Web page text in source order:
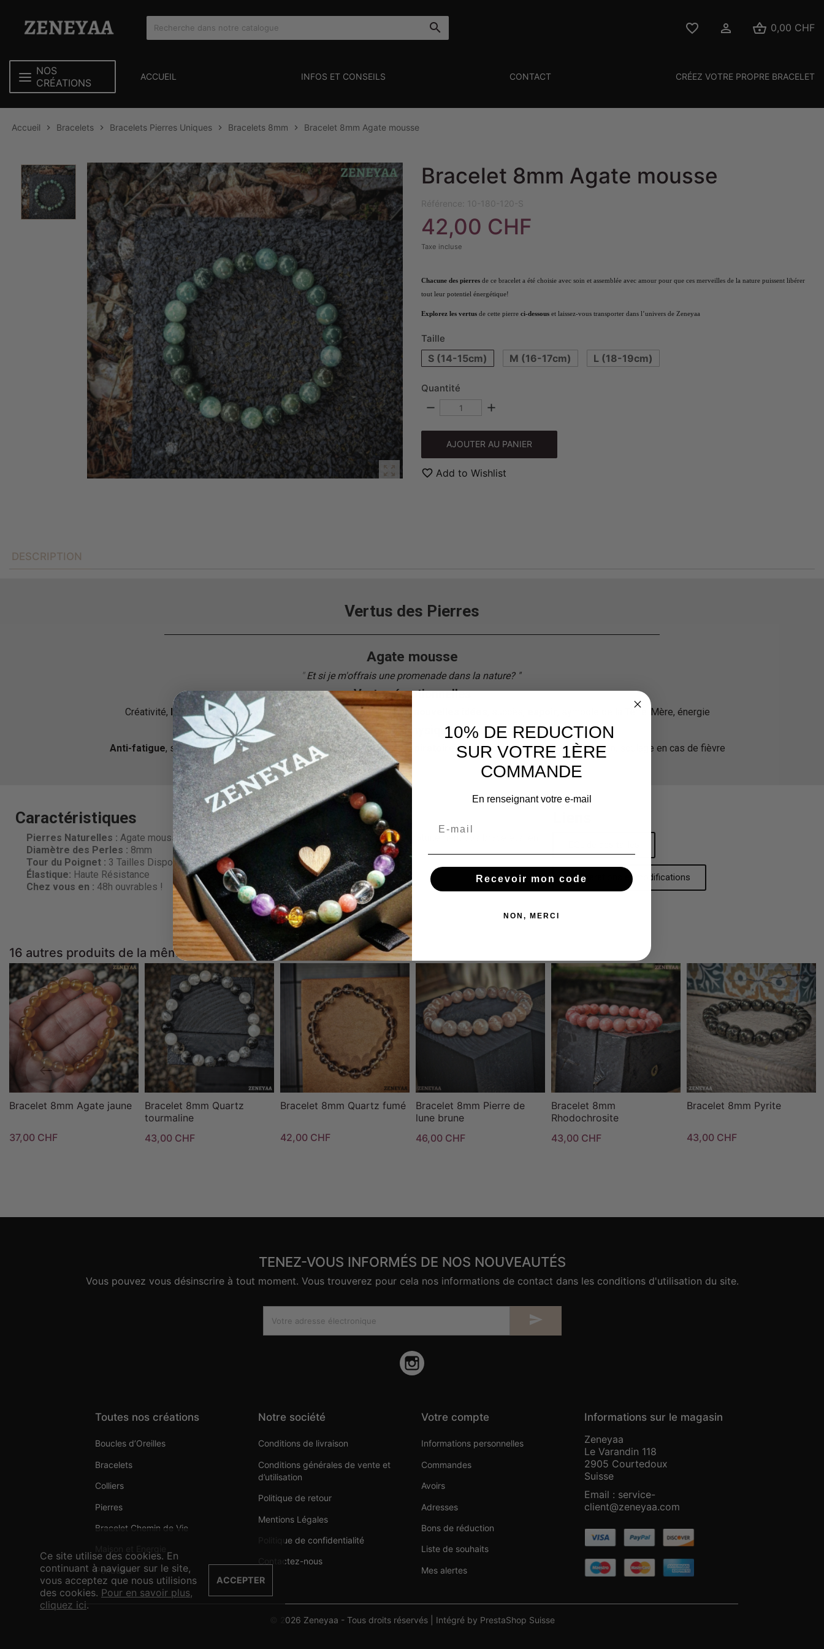
    0,00 CHF
NOS
CRÉATIONS
ACCUEIL INFOS ET CONSEILS CONTACT CRÉEZ VOTRE PROPRE BRACELET
Accueil  Bracelets  Bracelets Pierres Uniques  Bracelets 8mm  Bracelet 8mm Agate mousse

Bracelet 8mm Agate mousse
Référence: 10-180-120-S
42,00 CHF
Taxe incluse
Chacune des pierres de ce bracelet a été choisie avec soin et assemblée avec amour pour que ces merveilles de la nature puissent libérer
tout leur potentiel énergétique!
Explorez les vertus de cette pierre ci-dessous et laissez-vous transporter dans l’univers de Zeneyaa
Taille
S (14-15cm) M (16-17cm) L (18-19cm)
Quantité
remove add
AJOUTER AU PANIER
favorite_border Add to Wishlist
DESCRIPTION
Vertus des Pierres
Agate mousse
"Et si je m'offrais une promenade dans la nature?""
Vertus émotionnelles
Créativité, liberté, légèreté, anti-stress, favorise la communication, , symbole de la Terre-Mère, énergie
Vertus physiques
Anti-fatigue, système immunitaire, vitalité, lymphe, poumons,voix respiratoires, toux, refroidissement, inflammation, soulage en cas de fièvre
Caractéristiques
Pierres Naturelles : Agate mousse
Diamètre des Perles : 8mm
Tour du Poignet : 3 Tailles Disponibles
Élastique: Haute Résistance
Chez vous en : 48h ouvrables !
Service
Nous réajustons et réparons gratuitement vos bracelets en
cas de besoin !
Réparations et modifications
16 autres produits de la même catégorie :
Bracelet 8mm Agate jaune
37,00 CHF
Bracelet 8mm Quartz
tourmaline
43,00 CHF
Bracelet 8mm Quartz fumé
42,00 CHF
Bracelet 8mm Pierre de
lune brune
46,00 CHF
Bracelet 8mm
Rhodochrosite
43,00 CHF
Bracelet 8mm Pyrite
43,00 CHF
TENEZ-VOUS INFORMÉS DE NOS NOUVEAUTÉS
Vous pouvez vous désinscrire à tout moment. Vous trouverez pour cela nos informations de contact dans les conditions d'utilisation du site.

Toutes nos créations
Boucles d’Oreilles
Bracelets
Colliers
Pierres
Bracelet Chemin de Vie
Pendules
Notre société
Conditions de livraison
Conditions générales de vente et
d’utilisation
Politique de retour
Mentions Légales
Politique de confidentialité
Contactez-nous
Votre compte
Informations personnelles
Commandes
Avoirs
Adresses
Bons de réduction
Liste de souhaits
Mes alertes
Informations sur le magasin
Zeneyaa
Le Varandin 118
2905 Courtedoux
Suisse
Email : service-
client@zeneyaa.com
© 2026 Zeneyaa - Tous droits réservés | Intégré by PrestaShop Suisse
Ce site utilise des cookies. En
continuant à naviguer sur le site,
vous acceptez que nous utilisions
des cookies. Pour en savoir plus,
cliquez ici.
ACCEPTER
10% DE REDUCTION
SUR VOTRE 1ÈRE
COMMANDE
En renseignant votre e-mail
Recevoir mon code
NON, MERCI